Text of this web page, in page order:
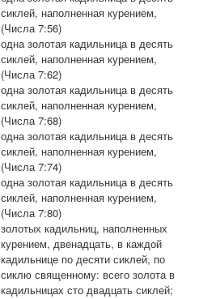
сиклей, наполненная курением,
(Числа 7:56)
одна золотая кадильница в десять
сиклей, наполненная курением,
(Числа 7:62)
одна золотая кадильница в десять
сиклей, наполненная курением,
(Числа 7:68)
одна золотая кадильница в десять
сиклей, наполненная курением,
(Числа 7:74)
одна золотая кадильница в десять
сиклей, наполненная курением,
(Числа 7:80)
золотых кадильниц, наполненных
курением, двенадцать, в каждой
кадильнице по десяти сиклей, по
сиклю священному: всего золота в
кадильницах сто двадцать сиклей;